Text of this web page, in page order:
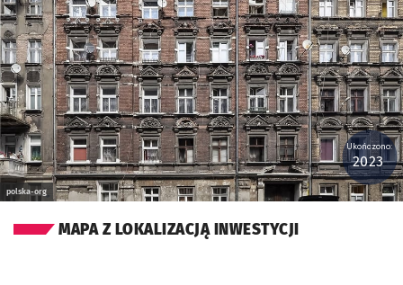
Kliknij, aby powiększyć
polska-org
Ukończono:
2023
MAPA Z LOKALIZACJĄ INWESTYCJI